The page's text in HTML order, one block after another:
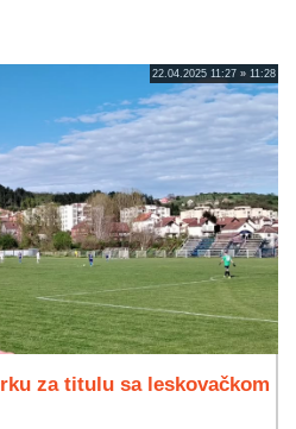
22.04.2025 11:27 » 11:28
za titulu sa leskovačkom